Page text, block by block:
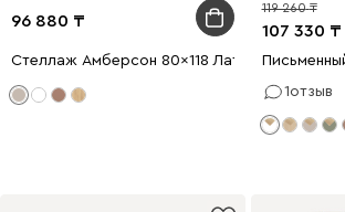
96 880
Стеллаж Амберсон 80x118 Латте
107 330
119 260
1отзыв